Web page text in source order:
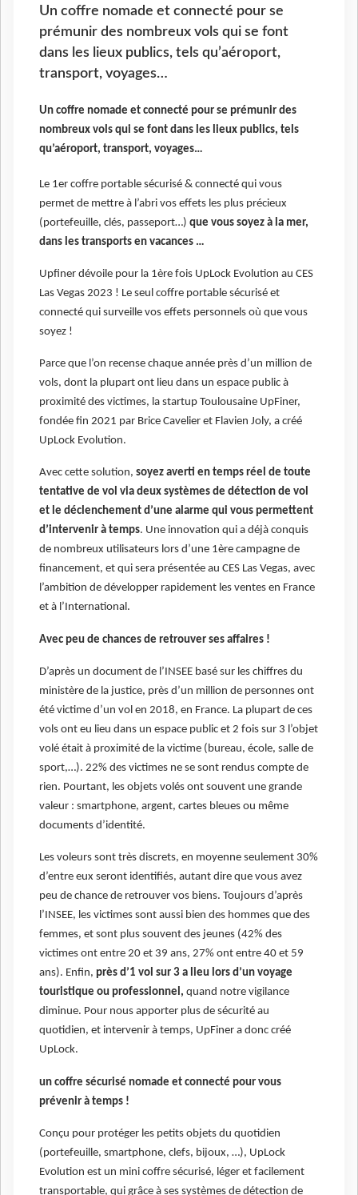
Un coffre nomade et connecté pour se
prémunir des nombreux vols qui se font
dans les lieux publics, tels qu’aéroport,
transport, voyages…
Un coffre nomade et connecté pour se prémunir des
nombreux vols qui se font dans les lieux publics, tels
qu’aéroport, transport, voyages…
Le 1er coffre portable sécurisé & connecté qui vous
permet de mettre à l’abri vos effets les plus précieux
(portefeuille, clés, passeport…) que vous soyez à la mer,
dans les transports en vacances …
Upfiner dévoile pour la 1ère fois UpLock Evolution au CES
Las Vegas 2023 ! Le seul coffre portable sécurisé et
connecté qui surveille vos effets personnels où que vous
soyez !
Parce que l’on recense chaque année près d’un million de
vols, dont la plupart ont lieu dans un espace public à
proximité des victimes, la startup Toulousaine UpFiner,
fondée fin 2021 par Brice Cavelier et Flavien Joly, a créé
UpLock Evolution.
Avec cette solution, soyez averti en temps réel de toute
tentative de vol via deux systèmes de détection de vol
et le déclenchement d’une alarme qui vous permettent
d’intervenir à temps. Une innovation qui a déjà conquis
de nombreux utilisateurs lors d’une 1ère campagne de
financement, et qui sera présentée au CES Las Vegas, avec
l’ambition de développer rapidement les ventes en France
et à l’International.
Avec peu de chances de retrouver ses affaires !
D’après un document de l’INSEE basé sur les chiffres du
ministère de la justice, près d’un million de personnes ont
été victime d’un vol en 2018, en France. La plupart de ces
vols ont eu lieu dans un espace public et 2 fois sur 3 l’objet
volé était à proximité de la victime (bureau, école, salle de
sport,…). 22% des victimes ne se sont rendus compte de
rien. Pourtant, les objets volés ont souvent une grande
valeur : smartphone, argent, cartes bleues ou même
documents d’identité.
Les voleurs sont très discrets, en moyenne seulement 30%
d’entre eux seront identifiés, autant dire que vous avez
peu de chance de retrouver vos biens. Toujours d’après
l’INSEE, les victimes sont aussi bien des hommes que des
femmes, et sont plus souvent des jeunes (42% des
victimes ont entre 20 et 39 ans, 27% ont entre 40 et 59
ans). Enfin, près d’1 vol sur 3 a lieu lors d’un voyage
touristique ou professionnel, quand notre vigilance
diminue. Pour nous apporter plus de sécurité au
quotidien, et intervenir à temps, UpFiner a donc créé
UpLock.
un coffre sécurisé nomade et connecté pour vous
prévenir à temps !
Conçu pour protéger les petits objets du quotidien
(portefeuille, smartphone, clefs, bijoux, …), UpLock
Evolution est un mini coffre sécurisé, léger et facilement
transportable, qui grâce à ses systèmes de détection de